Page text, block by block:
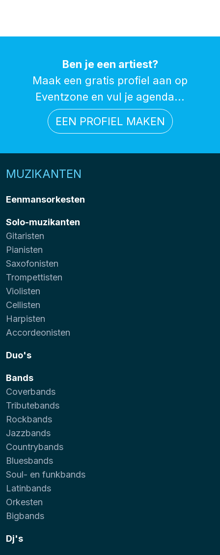
Ben je een artiest?
Maak een gratis profiel aan op
Eventzone en vul je agenda...
EEN PROFIEL MAKEN
MUZIKANTEN
Eenmansorkesten
Solo-muzikanten
Gitaristen
Pianisten
Saxofonisten
Trompettisten
Violisten
Cellisten
Harpisten
Accordeonisten
Duo's
Bands
Coverbands
Tributebands
Rockbands
Jazzbands
Countrybands
Bluesbands
Soul- en funkbands
Latinbands
Orkesten
Bigbands
Dj's